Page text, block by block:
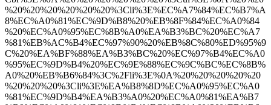
%20%20%20%20%20%20%3Cli%3E%EC%A7%84%EC%B7%A
8%EC%A0%81%EC%9D%B8%20%EB%8F%84%EC%A0%84
%20%EC%A0%95%EC%8B%A0%EA%B3%BC%20%EC%A7
%81%EB%AC%B4%EC%97%90%20%EB%8C%80%ED%95%9
C%20%EA%BF%88%EA%B3%BC%20%EC%97%B4%EC%A0
%95%EC%9D%B4%20%EC%9E%88%EC%9C%BC%EC%8B%
A0%20%EB%B6%84%3C%2Fli%3E%0A%20%20%20%20%20
%20%20%20%3Cli%3E%EA%B8%8D%EC%A0%95%EC%A0
%81%EC%9D%B4%EA%B3%A0%20%EC%A0%81%EA%B7